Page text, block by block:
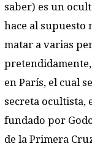
saber) es un
hace al supuesto
matar a varias
en París, el cual
secreta ocultista,
fundado por
de la Primera